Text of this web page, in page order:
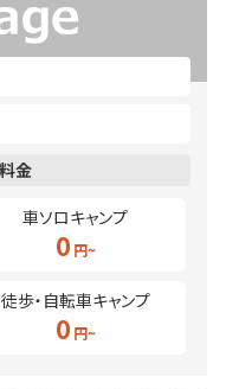
車ソロキャンプ
0
徒歩・自転車キャンプ
0